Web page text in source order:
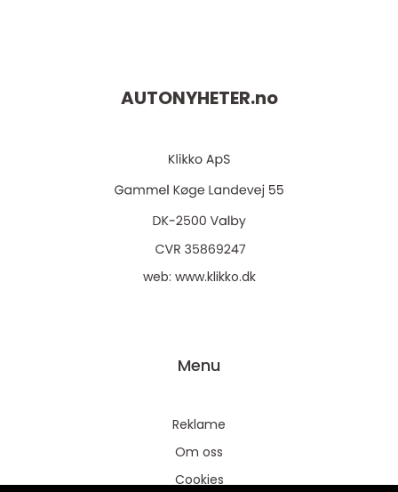
AUTONYHETER.no
web: www.klikko.dk
Menu
Reklame
Om oss
Cookies